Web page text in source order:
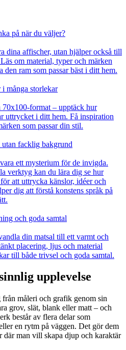
på när du väljer?
dina affischer, utan hjälper också till
om material, typer och märken
ram som passar bäst i ditt hem.
många storlekar
format – upptäck hur
uttrycket i ditt hem. Få inspiration
som passar din stil.
facklig bakgrund
ett mysterium för de invigda.
verktyg kan du lära dig se hur
att uttrycka känslor, idéer och
dig att förstå konstens språk på
och goda samtal
din matsal till ett varmt och
placering, ljus och material
till både trivsel och goda samtal.
upplevelse
måleri och grafik genom sin
grov, slät, blank eller matt – och
består av flera delar som
en rytm på väggen. Det gör dem
där man vill skapa djup och karaktär